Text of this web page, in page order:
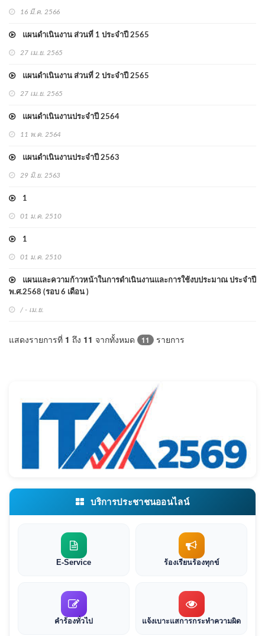
16 มี.ค. 2566
แผนดำเนินงาน ส่วนที่ 1 ประจำปี 2565
27 เม.ย. 2565
แผนดำเนินงาน ส่วนที่ 2 ประจำปี 2565
27 เม.ย. 2565
แผนดำเนินงานประจำปี 2564
11 พ.ค. 2564
แผนดำเนินงานประจำปี 2563
29 มิ.ย. 2563
1
01 ม.ค. 2510
1
01 ม.ค. 2510
แผนและความก้าวหน้าในการดำเนินงานและการใช้งบประมาณ ประจำปี
พ.ศ.2568 (รอบ 6 เดือน )
/ - เม.ย.
แสดงรายการที่ 1 ถึง 11 จากทั้งหมด 11 รายการ
บริการประชาชนออนไลน์
E-Service ร้องเรียนร้องทุกข์
คำร้องทั่วไป แจ้งเบาะแสการกระทำความผิด